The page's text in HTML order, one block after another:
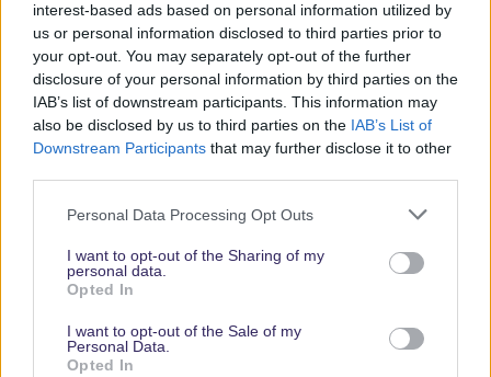
interest-based ads based on personal information utilized by
us or personal information disclosed to third parties prior to
your opt-out. You may separately opt-out of the further
disclosure of your personal information by third parties on the
IAB’s list of downstream participants. This information may
also be disclosed by us to third parties on the IAB’s List of
Downstream Participants that may further disclose it to other
Personal Data Processing Opt Outs
I want to opt-out of the Sharing of my
personal data.
Opted In
I want to opt-out of the Sale of my
Personal Data.
Opted In
Aktuelle News
Spannende Lesetipps
Gratis und jederzeit kündbar
dass Du unsere